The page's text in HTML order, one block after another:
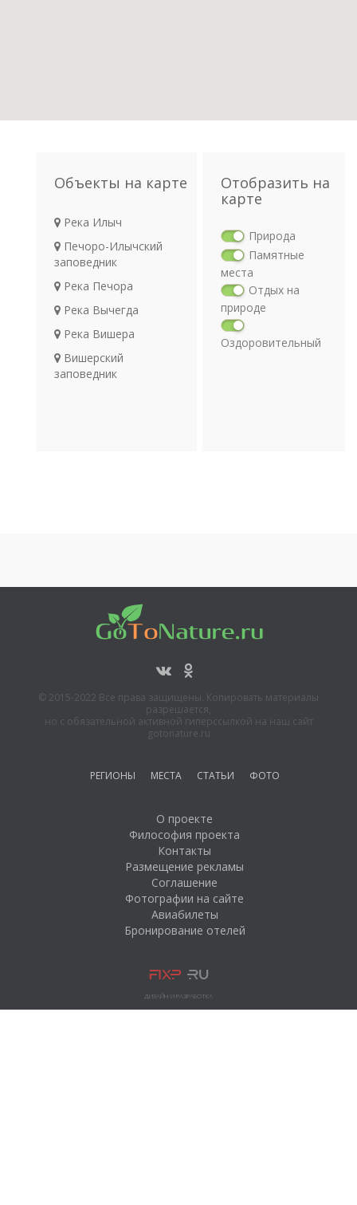
Объекты на карте
Река Илыч
Печоро-Илычский
заповедник
Река Печора
Река Вычегда
Река Вишера
Вишерский
заповедник
Отобразить на
карте
Природа
Памятные
места
Отдых на
природе
Оздоровительный
© 2015-2022 Все права защищены. Копировать материалы
разрешается,
но с обязательной активной гиперссылкой на наш сайт
gotonature.ru
РЕГИОНЫ МЕСТА СТАТЬИ ФОТО
О проекте
Философия проекта
Контакты
Размещение рекламы
Соглашение
Фотографии на сайте
Авиабилеты
Бронирование отелей
ДИЗАЙН И РАЗРАБОТКА